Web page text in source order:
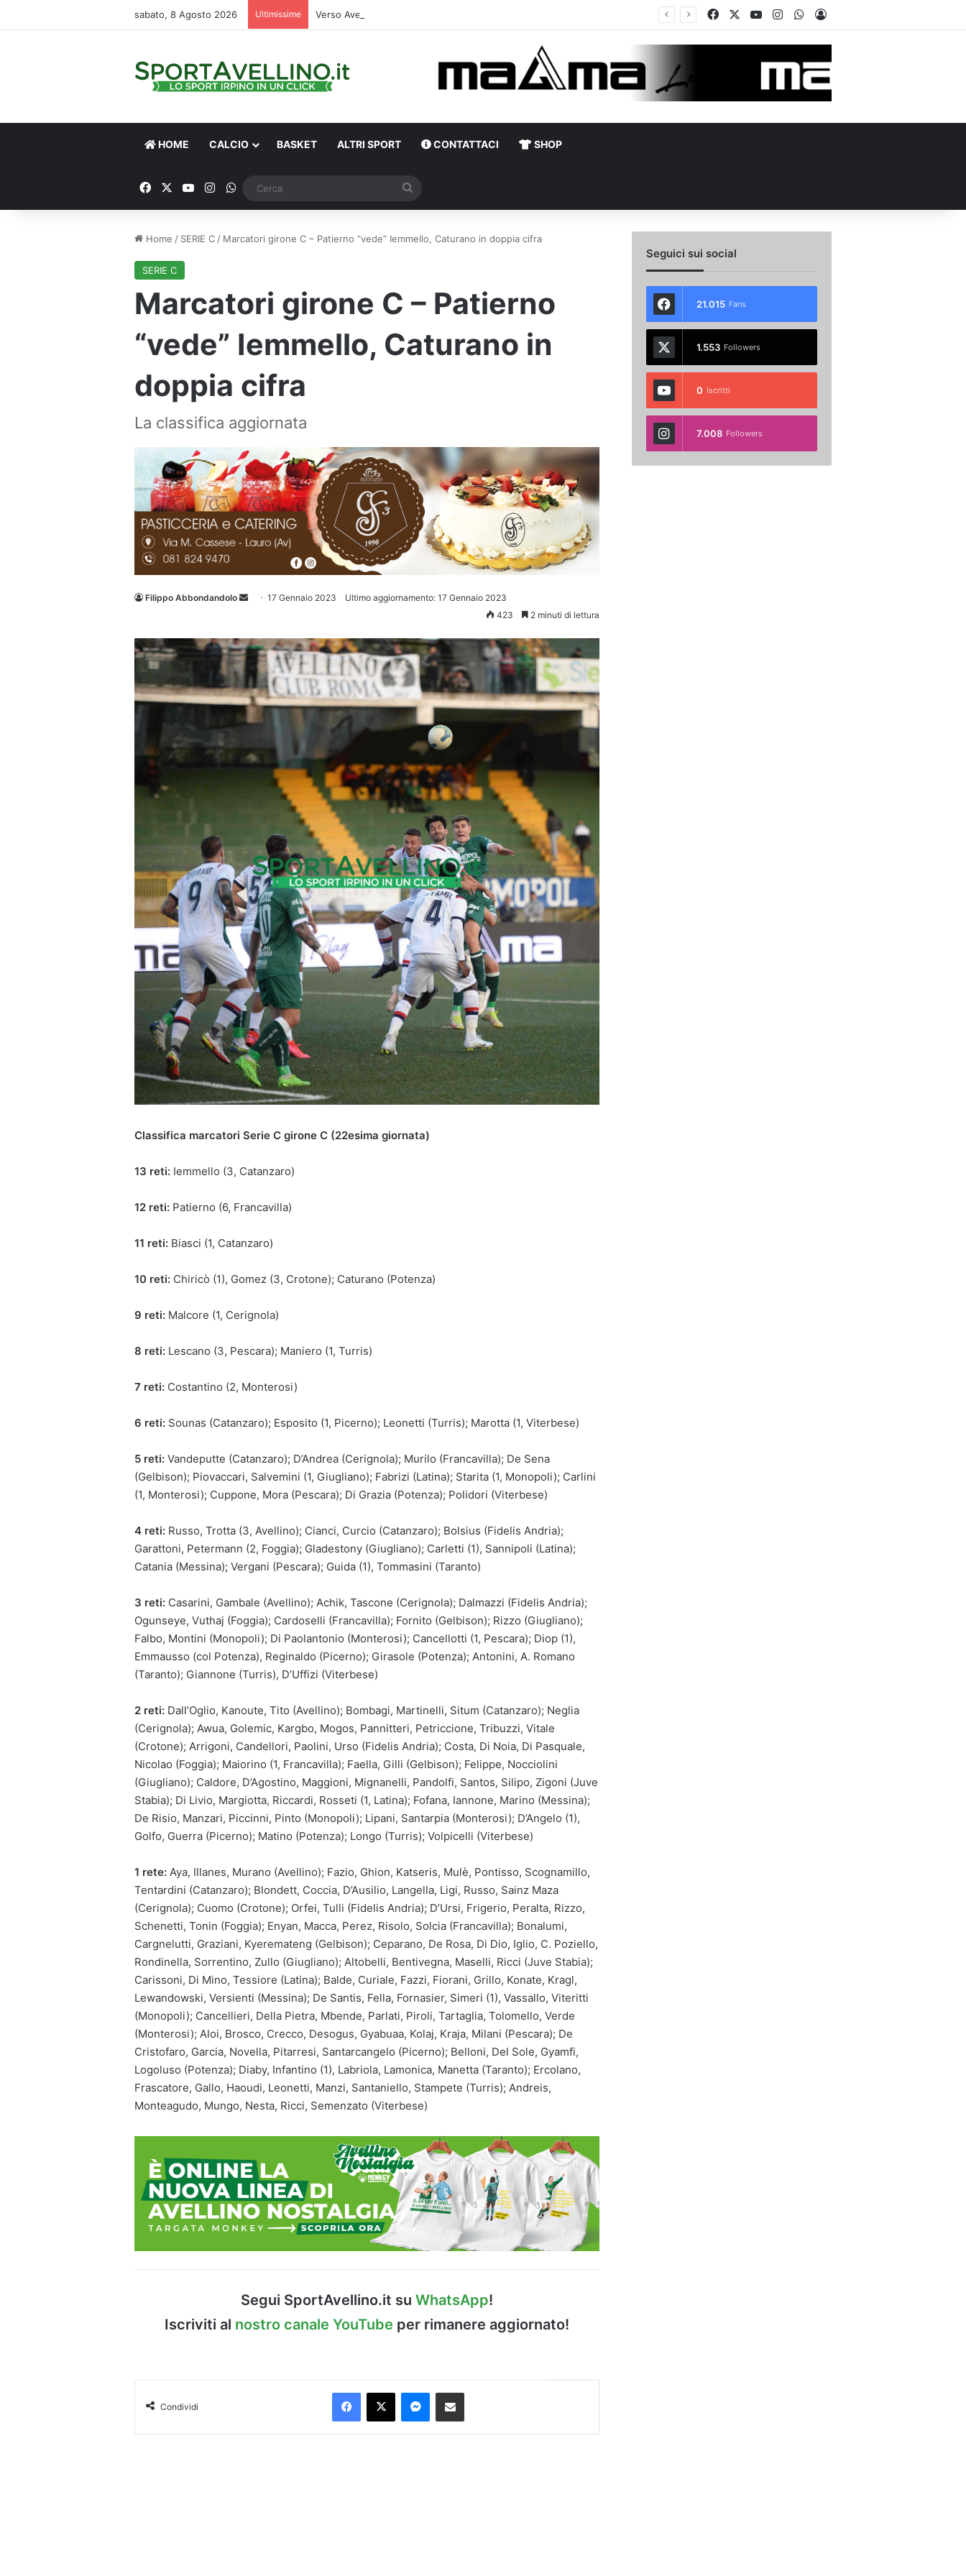
sabato, 8 Agosto 2026 Ultimissime Verso Avellino-Torino, il focus sulla formazione granata FacebookYou TubeInstagramWhatsApp
Accedi
HOME CALCIO BASKET ALTRI SPORT CONTATTACI SHOP
FacebookYou TubeInstagram
WhatsApp
Home / SERIE C / Marcatori girone C – Patierno “vede” Iemmello, Caturano in doppia cifra
SERIE C
Marcatori girone C – Patierno
“vede” Iemmello, Caturano in
doppia cifra
La classifica aggiornata
Filippo Abbondandolo
Invia 17 Gennaio 2023
Ultimo aggiornamento: 17 Gennaio 2023
423
2 minuti di lettura
Classifica marcatori Serie C girone C (22esima giornata)
13 reti: Iemmello (3, Catanzaro)
12 reti: Patierno (6, Francavilla)
11 reti: Biasci (1, Catanzaro)
10 reti: Chiricò (1), Gomez (3, Crotone); Caturano (Potenza)
9 reti: Malcore (1, Cerignola)
8 reti: Lescano (3, Pescara); Maniero (1, Turris)
7 reti: Costantino (2, Monterosi)
6 reti: Sounas (Catanzaro); Esposito (1, Picerno); Leonetti (Turris); Marotta (1, Viterbese)
5 reti: Vandeputte (Catanzaro); D’Andrea (Cerignola); Murilo (Francavilla); De Sena
(Gelbison); Piovaccari, Salvemini (1, Giugliano); Fabrizi (Latina); Starita (1, Monopoli); Carlini
(1, Monterosi); Cuppone, Mora (Pescara); Di Grazia (Potenza); Polidori (Viterbese)
4 reti: Russo, Trotta (3, Avellino); Cianci, Curcio (Catanzaro); Bolsius (Fidelis Andria);
Garattoni, Petermann (2, Foggia); Gladestony (Giugliano); Carletti (1), Sannipoli (Latina);
Catania (Messina); Vergani (Pescara); Guida (1), Tommasini (Taranto)
3 reti: Casarini, Gambale (Avellino); Achik, Tascone (Cerignola); Dalmazzi (Fidelis Andria);
Ogunseye, Vuthaj (Foggia); Cardoselli (Francavilla); Fornito (Gelbison); Rizzo (Giugliano);
Falbo, Montini (Monopoli); Di Paolantonio (Monterosi); Cancellotti (1, Pescara); Diop (1),
Emmausso (col Potenza), Reginaldo (Picerno); Girasole (Potenza); Antonini, A. Romano
(Taranto); Giannone (Turris), D’Uffizi (Viterbese)
2 reti: Dall’Oglio, Kanoute, Tito (Avellino); Bombagi, Martinelli, Situm (Catanzaro); Neglia
(Cerignola); Awua, Golemic, Kargbo, Mogos, Pannitteri, Petriccione, Tribuzzi, Vitale
(Crotone); Arrigoni, Candellori, Paolini, Urso (Fidelis Andria); Costa, Di Noia, Di Pasquale,
Nicolao (Foggia); Maiorino (1, Francavilla); Faella, Gilli (Gelbison); Felippe, Nocciolini
(Giugliano); Caldore, D’Agostino, Maggioni, Mignanelli, Pandolfi, Santos, Silipo, Zigoni (Juve
Stabia); Di Livio, Margiotta, Riccardi, Rosseti (1, Latina); Fofana, Iannone, Marino (Messina);
De Risio, Manzari, Piccinni, Pinto (Monopoli); Lipani, Santarpia (Monterosi); D’Angelo (1),
Golfo, Guerra (Picerno); Matino (Potenza); Longo (Turris); Volpicelli (Viterbese)
1 rete: Aya, Illanes, Murano (Avellino); Fazio, Ghion, Katseris, Mulè, Pontisso, Scognamillo,
Tentardini (Catanzaro); Blondett, Coccia, D’Ausilio, Langella, Ligi, Russo, Sainz Maza
(Cerignola); Cuomo (Crotone); Orfei, Tulli (Fidelis Andria); D’Ursi, Frigerio, Peralta, Rizzo,
Schenetti, Tonin (Foggia); Enyan, Macca, Perez, Risolo, Solcia (Francavilla); Bonalumi,
Cargnelutti, Graziani, Kyeremateng (Gelbison); Ceparano, De Rosa, Di Dio, Iglio, C. Poziello,
Rondinella, Sorrentino, Zullo (Giugliano); Altobelli, Bentivegna, Maselli, Ricci (Juve Stabia);
Carissoni, Di Mino, Tessiore (Latina); Balde, Curiale, Fazzi, Fiorani, Grillo, Konate, Kragl,
Lewandowski, Versienti (Messina); De Santis, Fella, Fornasier, Simeri (1), Vassallo, Viteritti
(Monopoli); Cancellieri, Della Pietra, Mbende, Parlati, Piroli, Tartaglia, Tolomello, Verde
(Monterosi); Aloi, Brosco, Crecco, Desogus, Gyabuaa, Kolaj, Kraja, Milani (Pescara); De
Cristofaro, Garcia, Novella, Pitarresi, Santarcangelo (Picerno); Belloni, Del Sole, Gyamfi,
Logoluso (Potenza); Diaby, Infantino (1), Labriola, Lamonica, Manetta (Taranto); Ercolano,
Frascatore, Gallo, Haoudi, Leonetti, Manzi, Santaniello, Stampete (Turris); Andreis,
Monteagudo, Mungo, Nesta, Ricci, Semenzato (Viterbese)
Segui SportAvellino.it su WhatsApp!
Iscriviti al nostro canale YouTube per rimanere aggiornato!
Condividi
Facebook
X Messenger
Condividi via Email
Seguici sui social
21.015 Fans
1.553 Followers
0 Iscritti
7.008 Followers